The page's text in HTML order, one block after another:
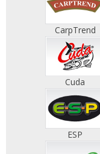
CarpTrend
Cuda
ESP